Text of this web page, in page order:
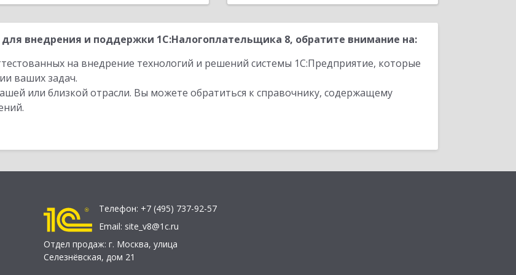
внедрения и поддержки 1С:Налогоплательщика 8, обратите внимание на:
на внедрение технологий и решений системы 1С:Предприятие, которые
ваших задач.
или близкой отрасли. Вы можете обратиться к справочнику, содержащему
Телефон: +7 (495) 737-92-57
Email: site_v8@1c.ru
Отдел продаж: г. Москва, улица
Селезнёвская, дом 21